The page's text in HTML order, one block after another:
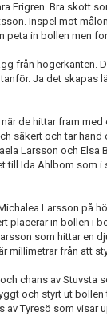
Frigren. Bra skott
Inspel mot
peta in bollen men
från högerkanten.
Ja det skapas
när de hittar fram
säkert och tar
Larsson och
till Ida Ahlbom som i
Larsson på
placerar in bollen i
som hittar en
millimetrar från att
chans av Stuvsta
och styrt ut
av Tyresö som